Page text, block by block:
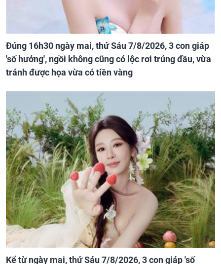
Đúng 16h30 ngày mai, thứ Sáu 7/8/2026, 3 con giáp
'số hưởng', ngồi không cũng có lộc rơi trúng đầu, vừa
tránh được họa vừa có tiền vàng
Kể từ ngày mai, thứ Sáu 7/8/2026, 3 con giáp 'số